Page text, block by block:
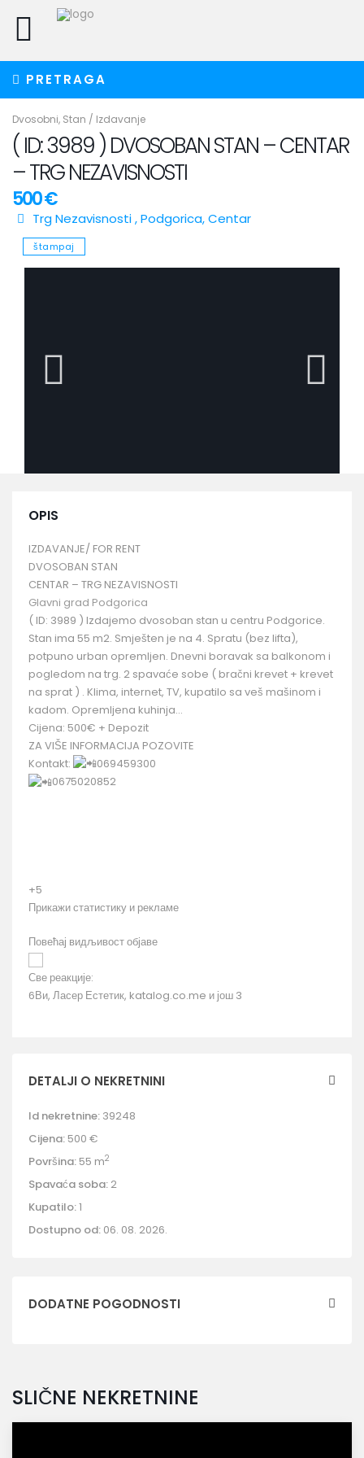
PRETRAGA
Dvosobni, Stan / Izdavanje
( ID: 3989 ) DVOSOBAN STAN – CENTAR
– TRG NEZAVISNOSTI
500 €
Trg Nezavisnosti ,Podgorica,Centar
štampaj
OPIS
IZDAVANJE/ FOR RENT
DVOSOBAN STAN
CENTAR – TRG NEZAVISNOSTI
Glavni grad Podgorica
( ID: 3989 ) Izdajemo dvosoban stan u centru Podgorice.
Stan ima 55 m2. Smješten je na 4. Spratu (bez lifta),
potpuno urban opremljen. Dnevni boravak sa balkonom i
pogledom na trg. 2 spavaće sobe ( bračni krevet + krevet
na sprat ) . Klima, internet, TV, kupatilo sa veš mašinom i
kadom. Opremljena kuhinja…
Cijena: 500€ + Depozit
ZA VIŠE INFORMACIJA POZOVITE
Kontakt:
069459300
0675020852
+5
Прикажи статистику и рекламе
Повећај видљивост објаве
Све реакције:
6Ви, Ласер Естетик, katalog.co.me и још 3
DETALJI O NEKRETNINI
Id nekretnine: 39248
Cijena: 500 €
Površina: 55 m2
Spavaća soba: 2
Kupatilo:1
Dostupno od: 06. 08. 2026.
DODATNE POGODNOSTI
SLIČNE NEKRETNINE